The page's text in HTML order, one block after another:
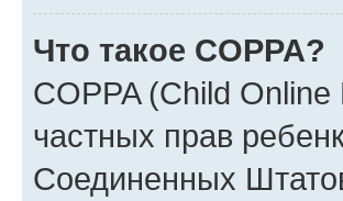
Что такое COPPA?
COPPA (Child
частных прав
Соединенных